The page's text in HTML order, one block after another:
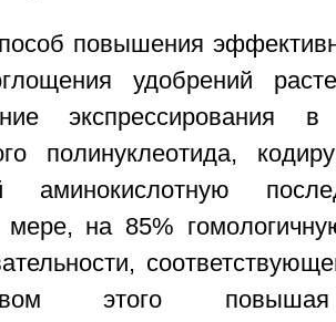
повышения
удобрений
экспрессирования
полинуклеотида,
аминокислотную
на 85%
этого